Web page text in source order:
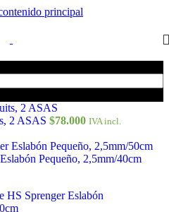
principal
2 ASAS $78.000 IVA incl.
Pequeño, 2,5mm/40cm